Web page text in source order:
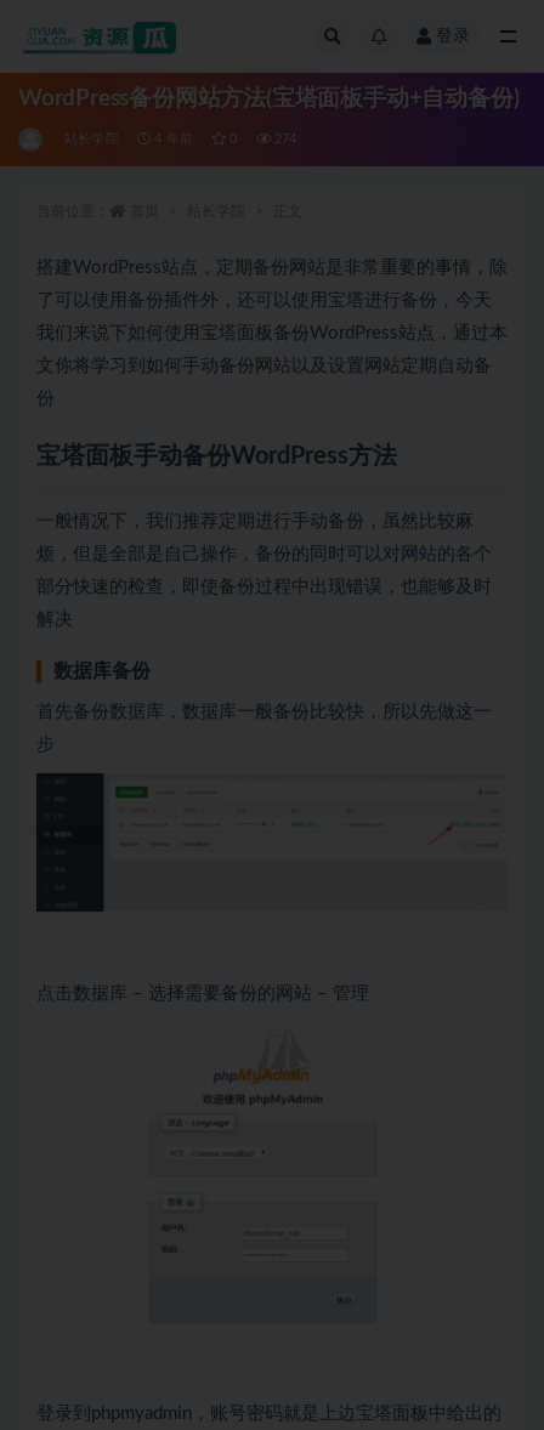
登录
WordPress备份网站方法(宝塔面板手动+自动备份)
站长学院 4 年前 0 274
搭建WordPress站点，定期备份网站是非常重要的事情，除
了可以使用备份插件外，还可以使用宝塔进行备份，今天
我们来说下如何使用宝塔面板备份WordPress站点，通过本
文你将学习到如何手动备份网站以及设置网站定期自动备
份
宝塔面板手动备份WordPress方法
一般情况下，我们推荐定期进行手动备份，虽然比较麻
烦，但是全部是自己操作，备份的同时可以对网站的各个
部分快速的检查，即使备份过程中出现错误，也能够及时
解决
数据库备份
首先备份数据库，数据库一般备份比较快，所以先做这一
步
点击数据库 – 选择需要备份的网站 – 管理
登录到phpmyadmin，账号密码就是上边宝塔面板中给出的